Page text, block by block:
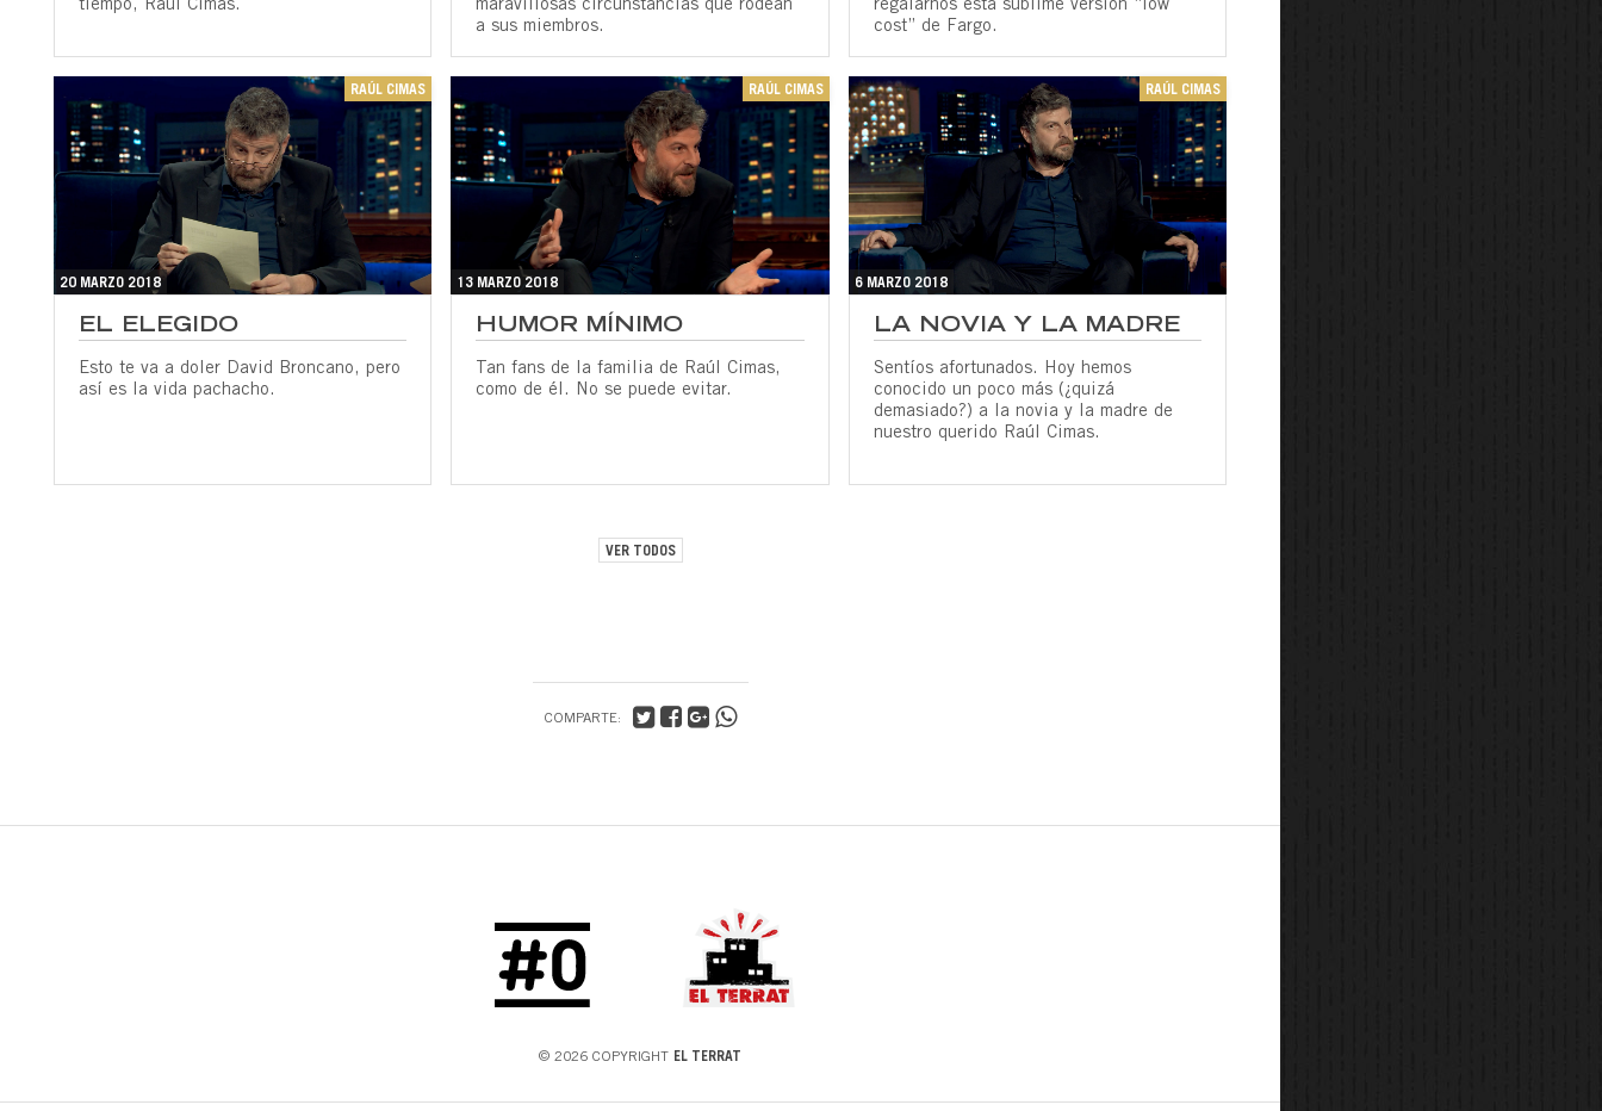
tiempo, Raúl Cimas.
maravillosas circunstancias que rodean
a sus miembros.
regalarnos esta sublime versión “low
cost” de Fargo.
20 MARZO 2018
RAÚL CIMAS
EL ELEGIDO
Esto te va a doler David Broncano, pero
así es la vida pachacho.
13 MARZO 2018
RAÚL CIMAS
HUMOR MÍNIMO
Tan fans de la familia de Raúl Cimas,
como de él. No se puede evitar.
6 MARZO 2018
RAÚL CIMAS
LA NOVIA Y LA MADRE
Sentíos afortunados. Hoy hemos
conocido un poco más (¿quizá
demasiado?) a la novia y la madre de
nuestro querido Raúl Cimas.
VER TODOS
COMPARTE:
© 2026 COPYRIGHT EL TERRAT